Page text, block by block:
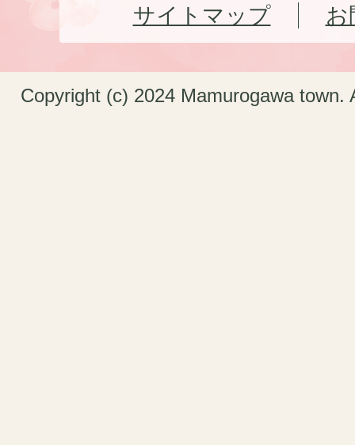
サイトマップ お
Copyright (c) 2024 Mamurogawa town.